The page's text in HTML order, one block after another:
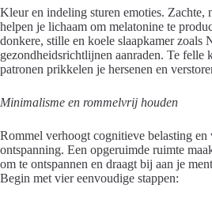
Kleur en indeling sturen emoties. Zachte,
helpen je lichaam om melatonine te
donkere, stille en koele slaapkamer zoals
gezondheidsrichtlijnen aanraden. Te felle
patronen prikkelen je hersenen en
Minimalisme en rommelvrij houden
Rommel verhoogt cognitieve belasting en
ontspanning. Een opgeruimde ruimte
om te ontspannen en draagt bij aan je
Begin met vier eenvoudige stappen: